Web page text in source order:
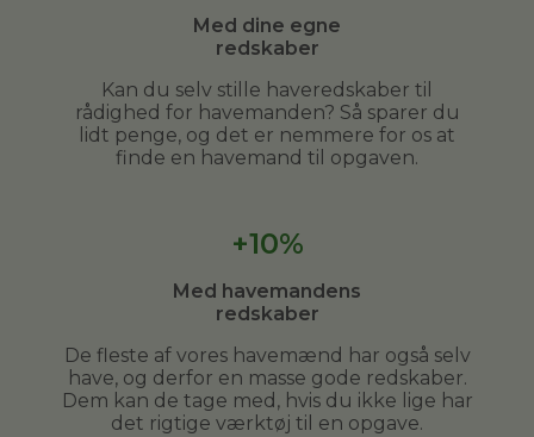
Med dine egne
redskaber
Kan du selv stille haveredskaber til
rådighed for havemanden? Så sparer du
lidt penge, og det er nemmere for os at
finde en havemand til opgaven.
+10%
Med havemandens
redskaber
De fleste af vores havemænd har også selv
have, og derfor en masse gode redskaber.
Dem kan de tage med, hvis du ikke lige har
det rigtige værktøj til en opgave.